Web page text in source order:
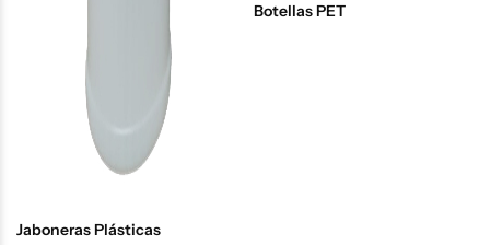
Jaboneras Plásticas
Botellas PET